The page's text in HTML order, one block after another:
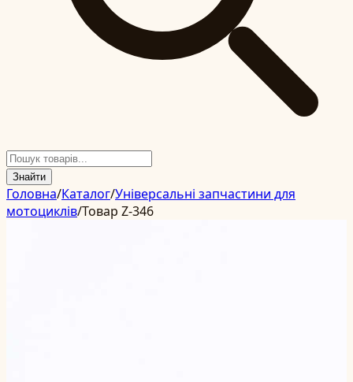
Знайти
Головна/Каталог/Універсальні запчастини для
мотоциклів/Товар Z-346